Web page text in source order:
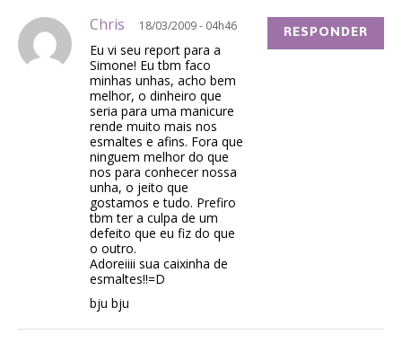
Chris 18/03/2009 - 04h46
Eu vi seu report para a
Simone! Eu tbm faco
minhas unhas, acho bem
melhor, o dinheiro que
seria para uma manicure
rende muito mais nos
esmaltes e afins. Fora que
ninguem melhor do que
nos para conhecer nossa
unha, o jeito que
gostamos e tudo. Prefiro
tbm ter a culpa de um
defeito que eu fiz do que
o outro.
Adoreiiii sua caixinha de
esmaltes!!=D
bju bju
RESPONDER